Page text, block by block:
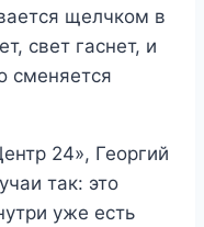
щелчком в
свет гаснет, и
сменяется
24», Георгий
так: это
уже есть